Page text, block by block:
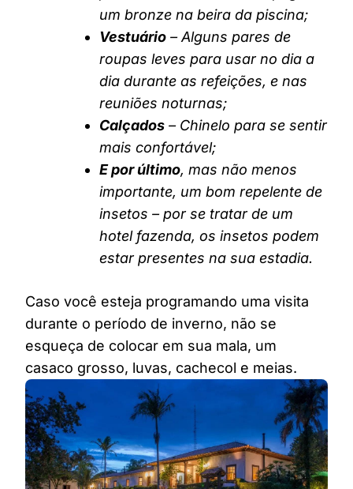
um bronze na beira da piscina;
Vestuário – Alguns pares de
roupas leves para usar no dia a
dia durante as refeições, e nas
reuniões noturnas;
Calçados – Chinelo para se sentir
mais confortável;
E por último, mas não menos
importante, um bom repelente de
insetos – por se tratar de um
hotel fazenda, os insetos podem
estar presentes na sua estadia.
Caso você esteja programando uma visita
durante o período de inverno, não se
esqueça de colocar em sua mala, um
casaco grosso, luvas, cachecol e meias.